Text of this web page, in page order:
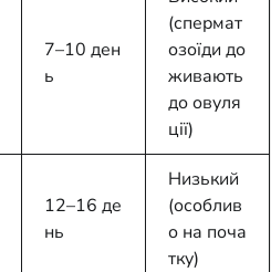
7–10 ден
ь
(спермат
озоїди до
живають
до овуля
ції)
12–16 де
нь
Низький
(особлив
о на поча
тку)